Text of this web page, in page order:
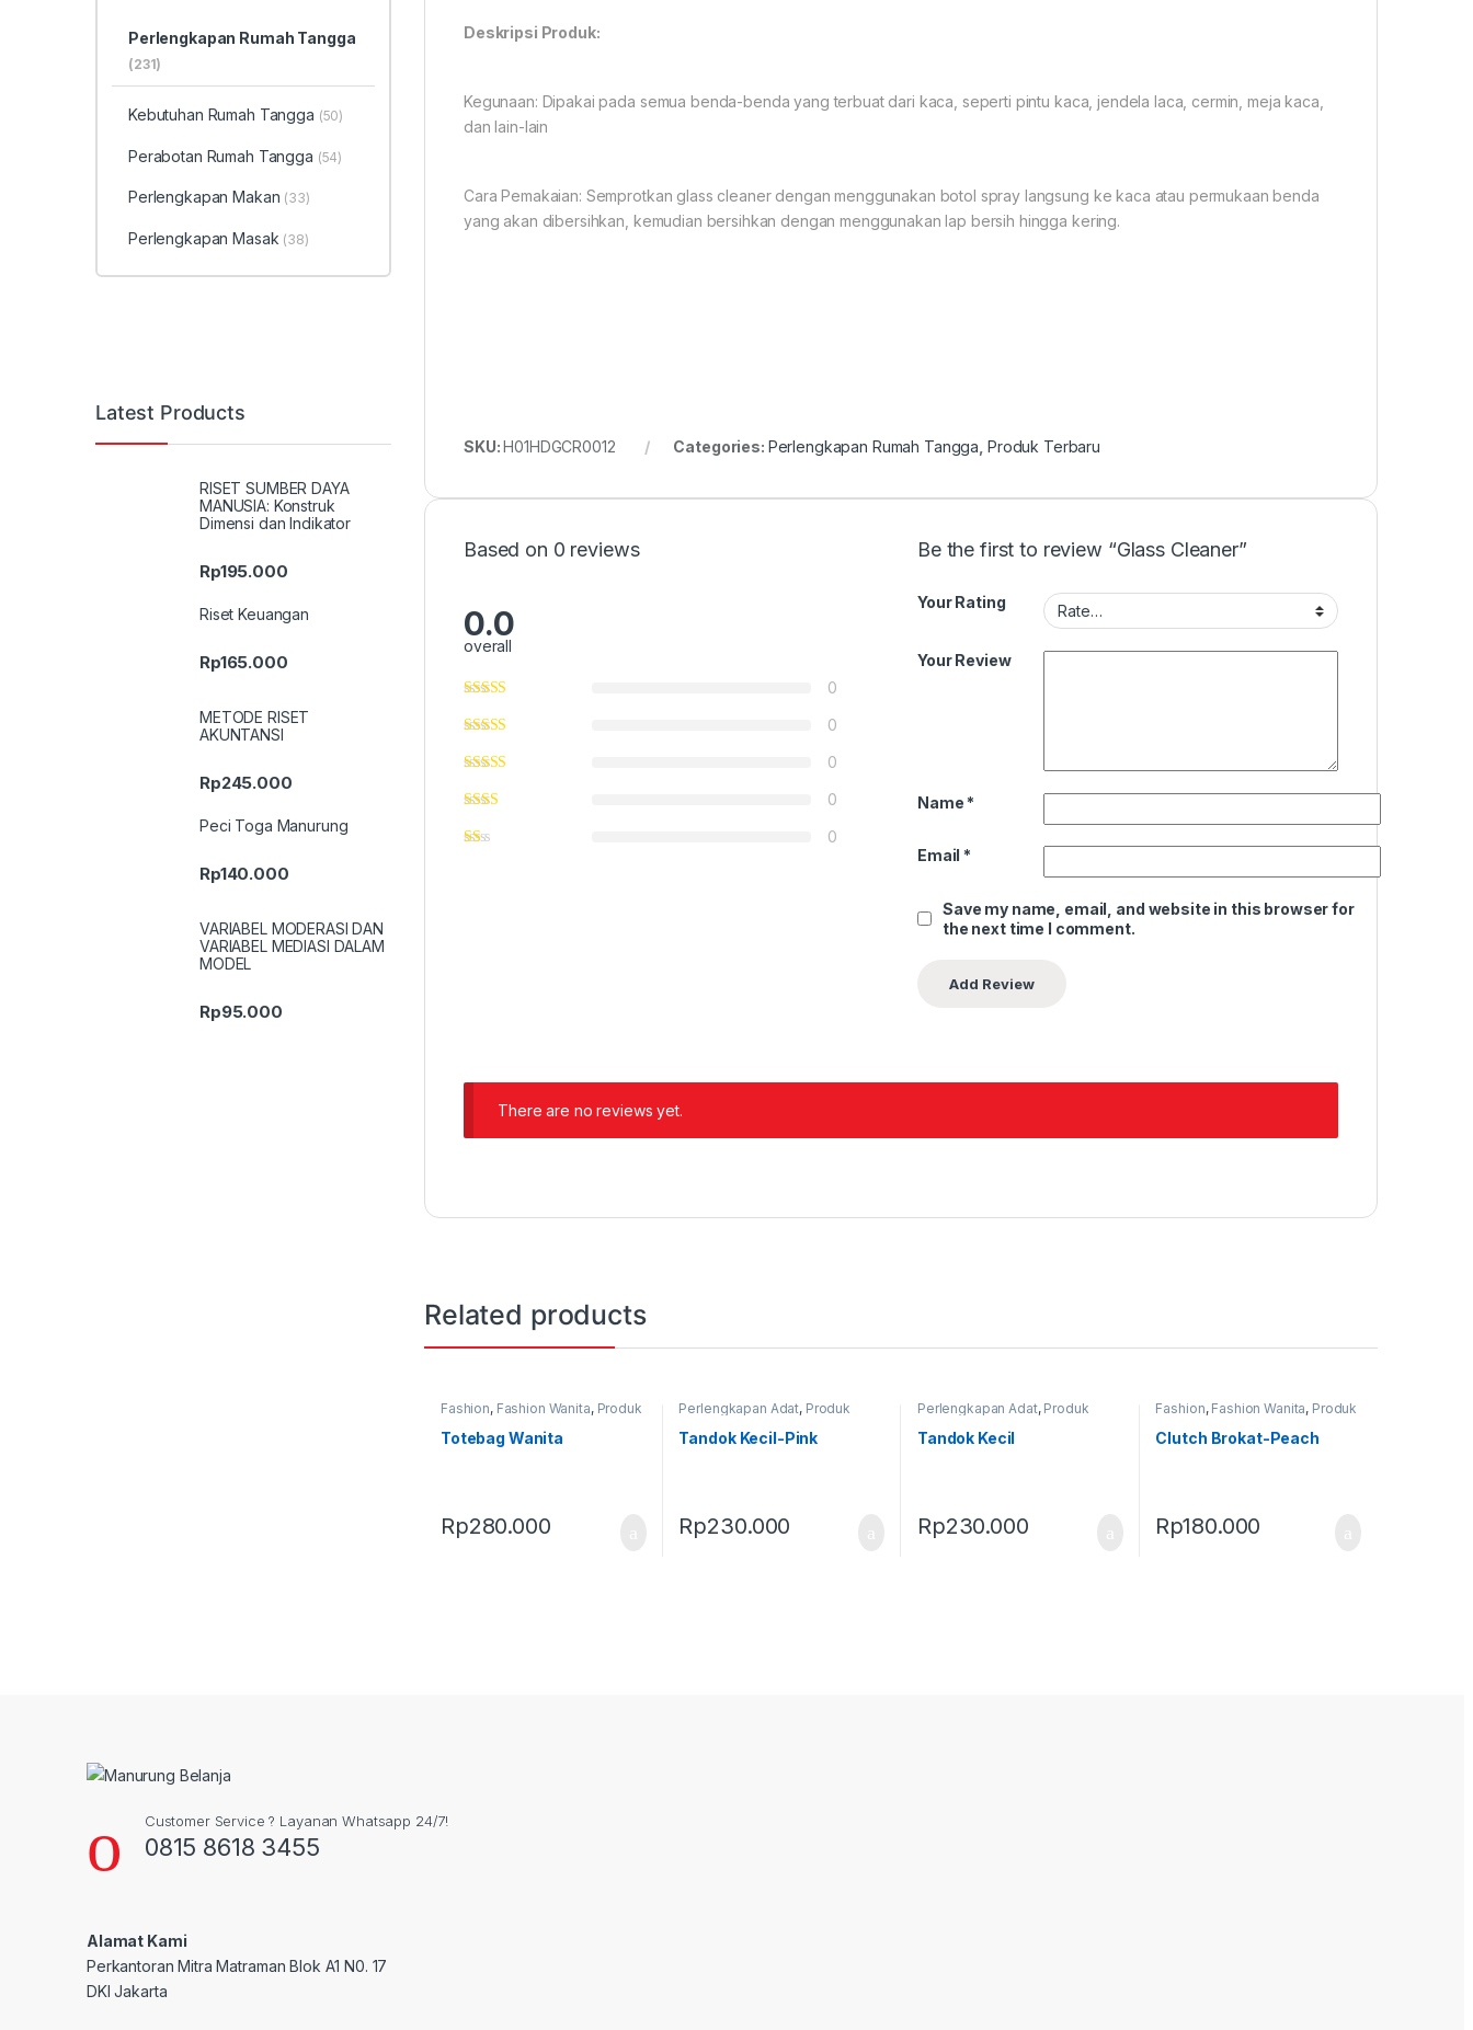
Deskripsi Produk:
Kegunaan: Dipakai pada semua benda-benda yang terbuat dari kaca, seperti pintu kaca, jendela laca, cermin, meja kaca,
dan lain-lain
Cara Pemakaian: Semprotkan glass cleaner dengan menggunakan botol spray langsung ke kaca atau permukaan benda
yang akan dibersihkan, kemudian bersihkan dengan menggunakan lap bersih hingga kering.
SKU:H01HDGCR0012 Categories: Perlengkapan Rumah Tangga Produk Terbaru
Based on 0 reviews
0.0
overall
0
0
0
0
0
Be the first to review “Glass Cleaner”
Your Rating
Your Review
Name *
Email *
Save my name, email, and website in this browser for
the next time I comment.
There are no reviews yet.
Related products
Fashion, Fashion Wanita, Produk
Terbaru,
Totebag Wanita
Rp280.000
Perlengkapan Adat, Produk
Terbaru
Tandok
Tandok Kecil-Pink
Rp230.000
Perlengkapan Adat, Produk
Terbaru
Tandok
Tandok Kecil
Rp230.000
Fashion, Fashion Wanita, Produk
,
Clutch Brokat-Peach
Rp180.000
Perlengkapan Rumah Tangga
(231)
Kebutuhan Rumah Tangga (50)
Perabotan Rumah Tangga (54)
Perlengkapan Makan (33)
Perlengkapan Masak (38)
Latest Products
RISET SUMBER DAYA
MANUSIA: Konstruk
Dimensi dan Indikator
Rp195.000
Riset Keuangan
Rp165.000
METODE RISET
AKUNTANSI
Rp245.000
Peci Toga Manurung
Rp140.000
VARIABEL MODERASI DAN
VARIABEL MEDIASI DALAM
MODEL
Rp95.000
Customer Service ? Layanan Whatsapp 24/7!
0815 8618 3455
Alamat Kami
Perkantoran Mitra Matraman Blok A1 N0. 17
DKI Jakarta